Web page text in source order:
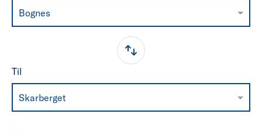
Bognes
Til
Skarberget